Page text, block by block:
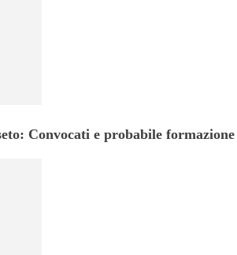
Convocati e probabile formazione